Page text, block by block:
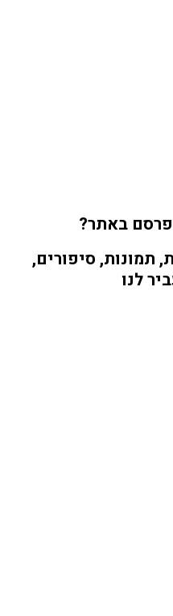
באתר?
תמונות, סיפורים,
לנו